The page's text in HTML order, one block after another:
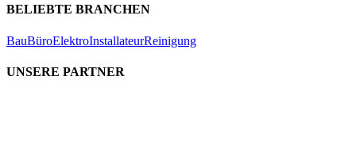
BELIEBTE BRANCHEN
BauBüroElektroInstallateurReinigung
UNSERE PARTNER